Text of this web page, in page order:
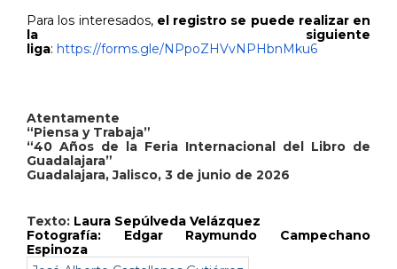
Para los interesados, el registro se puede realizar en
la siguiente
liga: https://forms.gle/NPpoZHVvNPHbnMku6
Atentamente
“Piensa y Trabaja”
“40 Años de la Feria Internacional del Libro de
Guadalajara”
Guadalajara, Jalisco, 3 de junio de 2026
Texto: Laura Sepúlveda Velázquez
Fotografía: Edgar Raymundo Campechano
Espinoza